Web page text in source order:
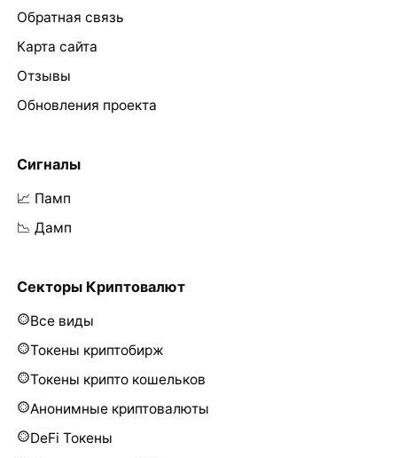
Обратная связь
Карта сайта
Отзывы
Обновления проекта
Сигналы
📈 Памп
📉 Дамп
Секторы Криптовалют
Все виды
Токены криптобирж
Токены крипто кошельков
Анонимные криптовалюты
DeFi Токены